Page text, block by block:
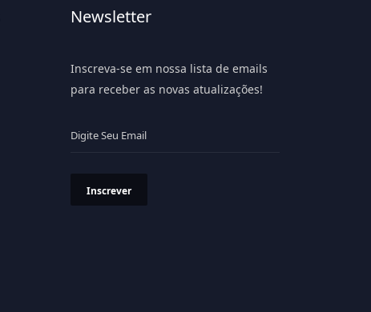
Newsletter
Inscreva-se em nossa lista de emails
para receber as novas atualizações!
Inscrever